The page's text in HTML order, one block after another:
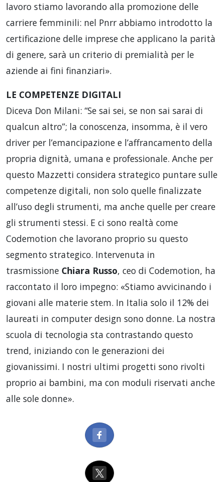
lavoro stiamo lavorando alla promozione delle
carriere femminili: nel Pnrr abbiamo introdotto la
certificazione delle imprese che applicano la parità
di genere, sarà un criterio di premialità per le
aziende ai fini finanziari».
LE COMPETENZE DIGITALI
Diceva Don Milani: “Se sai sei, se non sai sarai di
qualcun altro”; la conoscenza, insomma, è il vero
driver per l’emancipazione e l’affrancamento della
propria dignità, umana e professionale. Anche per
questo Mazzetti considera strategico puntare sulle
competenze digitali, non solo quelle finalizzate
all’uso degli strumenti, ma anche quelle per creare
gli strumenti stessi. E ci sono realtà come
Codemotion che lavorano proprio su questo
segmento strategico. Intervenuta in
trasmissione Chiara Russo, ceo di Codemotion, ha
raccontato il loro impegno: «Stiamo avvicinando i
giovani alle materie stem. In Italia solo il 12% dei
laureati in computer design sono donne. La nostra
scuola di tecnologia sta contrastando questo
trend, iniziando con le generazioni dei
giovanissimi. I nostri ultimi progetti sono rivolti
proprio ai bambini, ma con moduli riservati anche
alle sole donne».